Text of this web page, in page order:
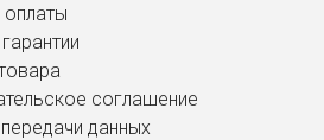
соглашение
данных